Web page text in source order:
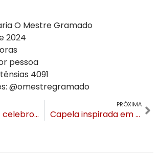
O Mestre Gramado
2024
pessoa
4091
@omestregramado
Wish Serrano celebrou o Malbec Day em evento gastronômico e cultural
PRÓXIMA
Capela inspirada em catedral da Escócia inaugura em junho no Castelo Saint Andrews em Gramado